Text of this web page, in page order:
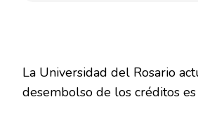
La Universidad del Rosario
desembolso de los créditos